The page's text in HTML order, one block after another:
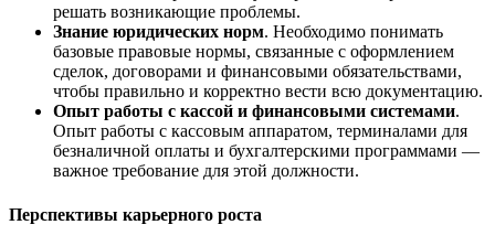
решать возникающие проблемы.
Знание юридических норм. Необходимо понимать
базовые правовые нормы, связанные с оформлением
сделок, договорами и финансовыми обязательствами,
чтобы правильно и корректно вести всю документацию.
Опыт работы с кассой и финансовыми системами.
Опыт работы с кассовым аппаратом, терминалами для
безналичной оплаты и бухгалтерскими программами —
важное требование для этой должности.
Перспективы карьерного роста